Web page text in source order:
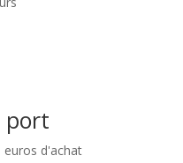
port
euros d'achat